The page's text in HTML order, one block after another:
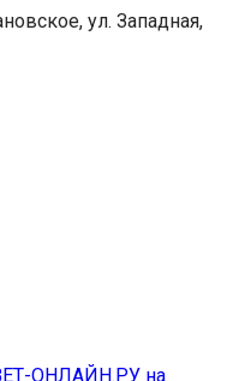
ул. Западная,